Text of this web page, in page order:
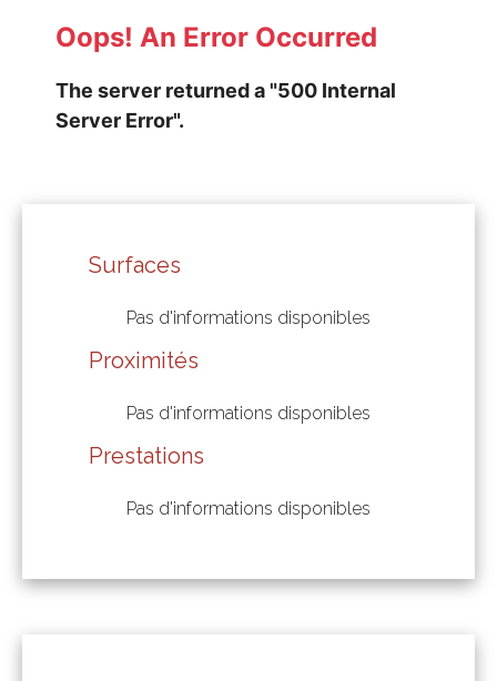
Surfaces
Pas d'informations disponibles
Proximités
Pas d'informations disponibles
Prestations
Pas d'informations disponibles